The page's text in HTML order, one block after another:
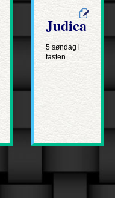
Judica
5 søndag i
fasten